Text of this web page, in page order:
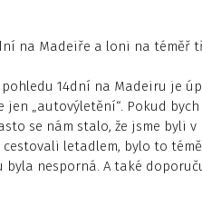
na Madeiře a loni na téměř
14dní na Madeiru je
„autovýletění“. Pokud
se nám stalo, že jsme byli
letadlem, bylo to
byla nesporná. A také